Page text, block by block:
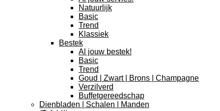
Natuurlijk
Basic
Trend
Klassiek
Bestek
Al jouw bestek!
Basic
Trend
Goud | Zwart | Brons | Champagne
Verzilverd
Buffetgereedschap
Dienbladen | Schalen | Manden